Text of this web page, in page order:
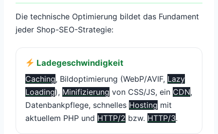
Die technische Optimierung bildet das Fundament
jeder Shop-SEO-Strategie:
Ladegeschwindigkeit
Caching, Bildoptimierung (WebP/AVIF, Lazy
Loading), Minifizierung von CSS/JS, ein CDN,
Datenbankpflege, schnelles Hosting mit
aktuellem PHP und HTTP/2 bzw. HTTP/3.